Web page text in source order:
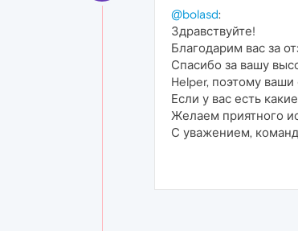
@bolasd:
Здравствуйте!
Благодарим вас за
Спасибо за вашу
Helper, поэтому
Если у вас есть
Желаем приятного
С уважением,